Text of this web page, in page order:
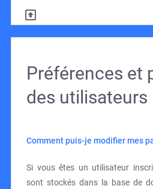
Préférences et
des utilisateurs
Comment puis-je modifier mes
Si vous êtes un utilisateur
sont stockés dans la base de